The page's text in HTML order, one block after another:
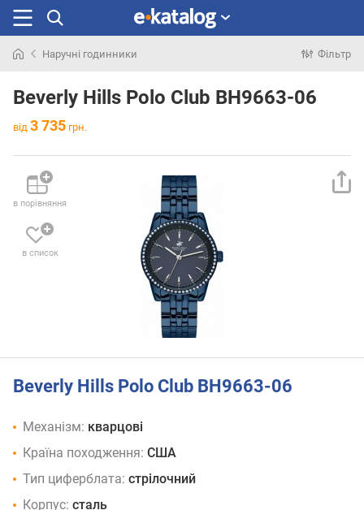
раніше
Наручні годинники Фільтр
Beverly Hills Polo Club BH9663-06
від 3 735 грн.
в порівняння
в список
Beverly Hills Polo Club BH9663-06
Механізм: кварцові
Країна походження: США
Тип циферблата: стрілочний
Корпус: сталь